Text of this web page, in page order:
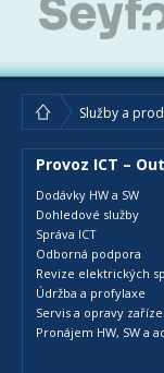
Služby a
Provoz ICT –
Dodávky HW a SW
Dohledové služby
Správa ICT
Odborná podpora
Revize elektrických
Údržba a profylaxe
Servis a opravy
Pronájem HW, SW a